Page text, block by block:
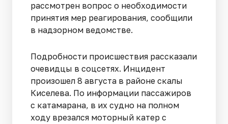
рассмотрен вопрос о необходимости
принятия мер реагирования, сообщили
в надзорном ведомстве.
Подробности происшествия рассказали
очевидцы в соцсетях. Инцидент
произошел 8 августа в районе скалы
Киселева. По информации пассажиров
с катамарана, в их судно на полном
ходу врезался моторный катер с